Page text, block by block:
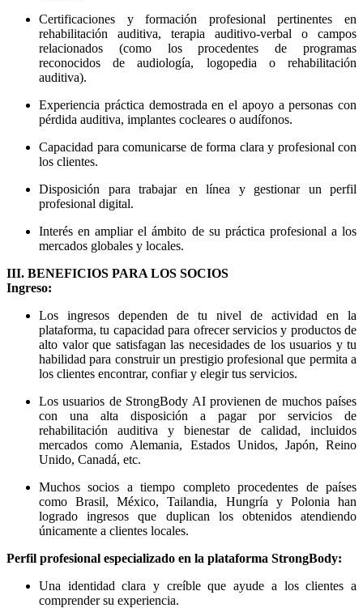
Certificaciones y formación profesional pertinentes en
rehabilitación auditiva, terapia auditivo-verbal o campos
relacionados (como los procedentes de programas
reconocidos de audiología, logopedia o rehabilitación
auditiva).
Experiencia práctica demostrada en el apoyo a personas con
pérdida auditiva, implantes cocleares o audífonos.
Capacidad para comunicarse de forma clara y profesional con
los clientes.
Disposición para trabajar en línea y gestionar un perfil
profesional digital.
Interés en ampliar el ámbito de su práctica profesional a los
mercados globales y locales.
III. BENEFICIOS PARA LOS SOCIOS
Ingreso:
Los ingresos dependen de tu nivel de actividad en la
plataforma, tu capacidad para ofrecer servicios y productos de
alto valor que satisfagan las necesidades de los usuarios y tu
habilidad para construir un prestigio profesional que permita a
los clientes encontrar, confiar y elegir tus servicios.
Los usuarios de StrongBody AI provienen de muchos países
con una alta disposición a pagar por servicios de
rehabilitación auditiva y bienestar de calidad, incluidos
mercados como Alemania, Estados Unidos, Japón, Reino
Unido, Canadá, etc.
Muchos socios a tiempo completo procedentes de países
como Brasil, México, Tailandia, Hungría y Polonia han
logrado ingresos que duplican los obtenidos atendiendo
únicamente a clientes locales.
Perfil profesional especializado en la plataforma StrongBody:
Una identidad clara y creíble que ayude a los clientes a
comprender su experiencia.